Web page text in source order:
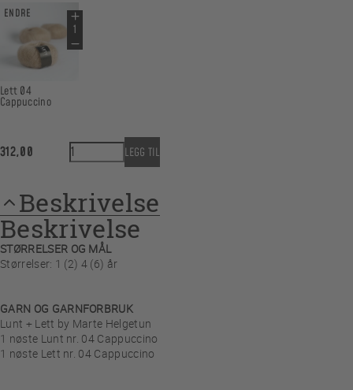
ENDRE
Lett 04
Cappuccino
312,00 Tullemors Alpelue antall
LEGG TIL
Beskrivelse
Beskrivelse
STØRRELSER OG MÅL
Størrelser: 1 (2) 4 (6) år
GARN OG GARNFORBRUK
Lunt + Lett by Marte Helgetun
1 nøste Lunt nr. 04 Cappuccino
1 nøste Lett nr. 04 Cappuccino